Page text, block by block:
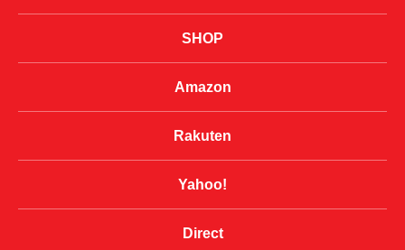
SHOP
Amazon
Rakuten
Yahoo!
Direct